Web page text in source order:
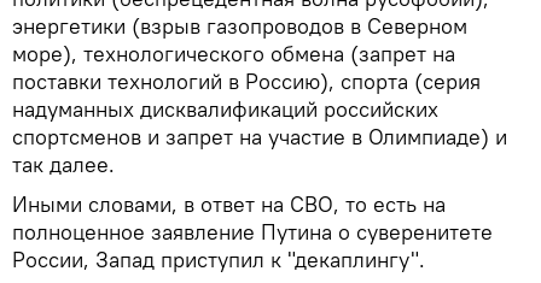
энергетики (взрыв газопроводов в Северном
море), технологического обмена (запрет на
поставки технологий в Россию), спорта (серия
надуманных дисквалификаций российских
спортсменов и запрет на участие в Олимпиаде) и
так далее.
Иными словами, в ответ на СВО, то есть на
полноценное заявление Путина о суверенитете
России, Запад приступил к "декаплингу".